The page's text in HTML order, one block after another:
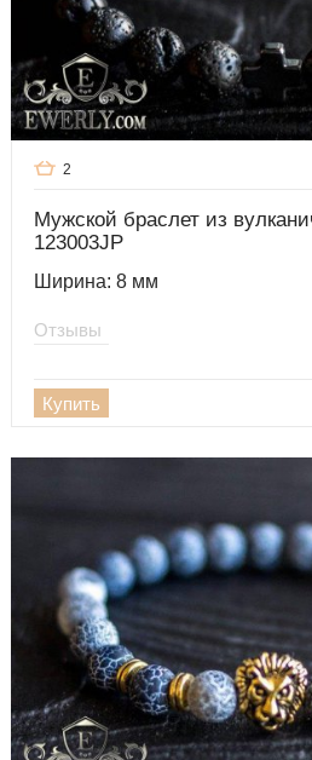
2
Мужской браслет из
123003JP
Ширина: 8 мм
Отзывы
Купить